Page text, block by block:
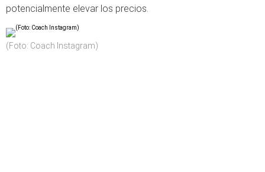
potencialmente elevar los precios.
(Foto: Coach Instagram)